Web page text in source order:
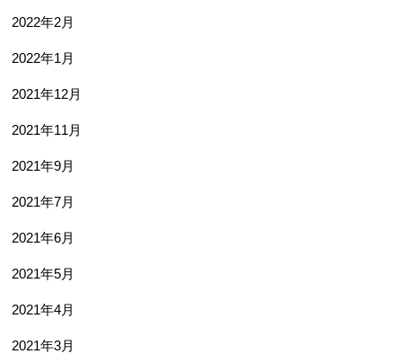
2022年2月
2022年1月
2021年12月
2021年11月
2021年9月
2021年7月
2021年6月
2021年5月
2021年4月
2021年3月